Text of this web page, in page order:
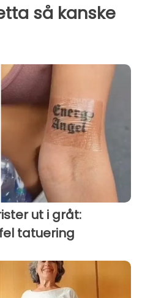
så kanske
ut i gråt:
tatuering